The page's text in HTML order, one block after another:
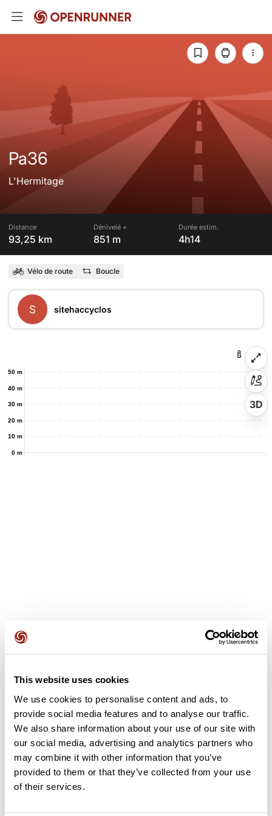
This website uses cookies
We use cookies to personalise content and ads, to
provide social media features and to analyse our traffic.
We also share information about your use of our site with
our social media, advertising and analytics partners who
may combine it with other information that you’ve
provided to them or that they’ve collected from your use
of their services.
Pa36
L'Hermitage
Distance
93,25 km
Dénivelé +
851 m
Durée estim.
4h14
Vélo de route Boucle
S sitehaccyclos
0 m
10 m
20 m
30 m
40 m
50 m
3D
Ajouter un avis
Découvrez ce parcours de vélo de 93,2 km à proximité de